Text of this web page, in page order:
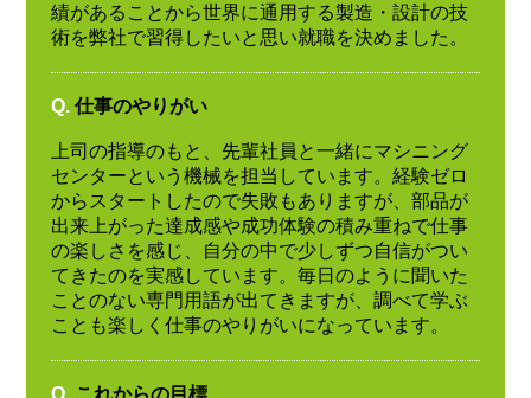
績があることから世界に通用する製造・設計の技
術を弊社で習得したいと思い就職を決めました。
Q. 仕事のやりがい
上司の指導のもと、先輩社員と一緒にマシニング
センターという機械を担当しています。経験ゼロ
からスタートしたので失敗もありますが、部品が
出来上がった達成感や成功体験の積み重ねで仕事
の楽しさを感じ、自分の中で少しずつ自信がつい
てきたのを実感しています。毎日のように聞いた
ことのない専門用語が出てきますが、調べて学ぶ
ことも楽しく仕事のやりがいになっています。